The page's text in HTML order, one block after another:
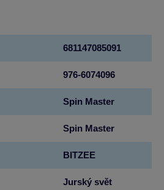
681147085091
976-6074096
Spin Master
Spin Master
BITZEE
Jurský svět